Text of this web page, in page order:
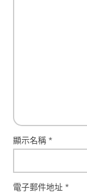
顯示名稱*
電子郵件地址*